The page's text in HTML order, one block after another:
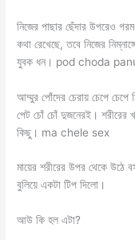
নিজের পাছার ছেঁদার উপরেও
কথা রেখেছে, তবে নিজের
যুবক ধন। pod choda
আম্মুর পোঁদের চেরায় চেপে চেপে
পেট চোঁ চোঁ দুজনেরই। শরীরের
কিছু। ma chele sex
মায়ের শরীরের উপর থেকে উঠে
বুলিয়ে একটা টিপ দিলো।
আউ কি হল এটা?